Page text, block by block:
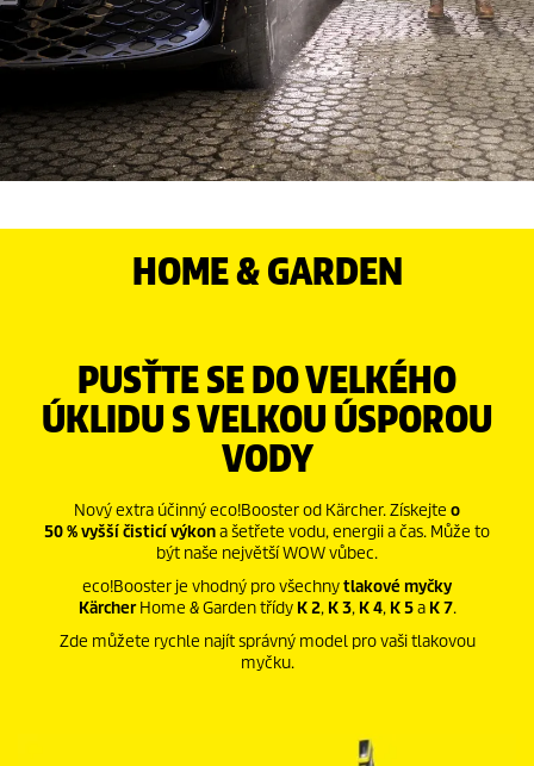
HOME & GARDEN
PUSŤTE SE DO VELKÉHO
ÚKLIDU S VELKOU ÚSPOROU
VODY
Nový extra účinnýeco!Boosterod Kärcher. Získejte o
50 % vyšší čisticí výkona šetřete vodu, energii a čas. Může to
být naše největší WOW vůbec.
eco!Booster je vhodný pro všechnytlakové myčky
Kärcher Home & Gardentřídy K 2, K 3, K 4, K 5a K 7.
Zde můžete rychle najít správný model pro vaši tlakovou
myčku.